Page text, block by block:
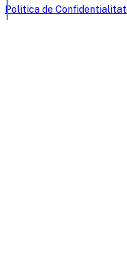
Politica de